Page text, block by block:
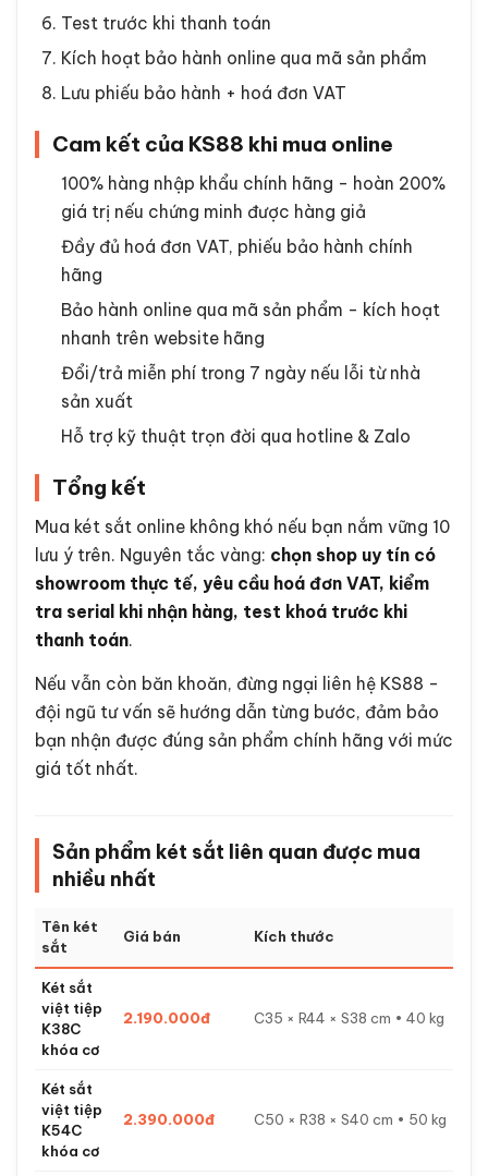
Test trước khi thanh toán
Kích hoạt bảo hành online qua mã sản phẩm
Lưu phiếu bảo hành + hoá đơn VAT
Cam kết của KS88 khi mua online
100% hàng nhập khẩu chính hãng - hoàn 200%
giá trị nếu chứng minh được hàng giả
Đầy đủ hoá đơn VAT, phiếu bảo hành chính
hãng
Bảo hành online qua mã sản phẩm - kích hoạt
nhanh trên website hãng
Đổi/trả miễn phí trong 7 ngày nếu lỗi từ nhà
sản xuất
Hỗ trợ kỹ thuật trọn đời qua hotline & Zalo
Tổng kết
Mua két sắt online không khó nếu bạn nắm vững 10
lưu ý trên. Nguyên tắc vàng: chọn shop uy tín có
showroom thực tế, yêu cầu hoá đơn VAT, kiểm
tra serial khi nhận hàng, test khoá trước khi
thanh toán.
Nếu vẫn còn băn khoăn, đừng ngại liên hệ KS88 -
đội ngũ tư vấn sẽ hướng dẫn từng bước, đảm bảo
bạn nhận được đúng sản phẩm chính hãng với mức
giá tốt nhất.
Sản phẩm két sắt liên quan được mua
nhiều nhất
Tên két
sắt
Giá bán Kích thước
Két sắt
việt tiệp
K38C
khóa cơ
2.190.000đ C35 × R44 × S38 cm • 40 kg
Két sắt
việt tiệp
K54C
khóa cơ
2.390.000đ C50 × R38 × S40 cm • 50 kg